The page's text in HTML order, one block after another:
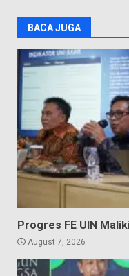
BACA JUGA
Progres FE UIN
August 7, 2026